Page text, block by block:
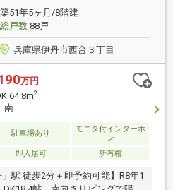
分最上階◆オートロックシステ
有り
築51年5ヶ月/8階建
総戸数88戸
兵庫県伊丹市西台３丁目
万円
64.8m2
南
駐車場あり
モニタ付インターホ
ン
即入居可 所有権
」駅 徒歩2分＋即予約可能】R8年1